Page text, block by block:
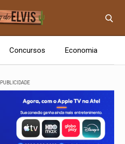
Concursos Economia
PUBLICIDADE